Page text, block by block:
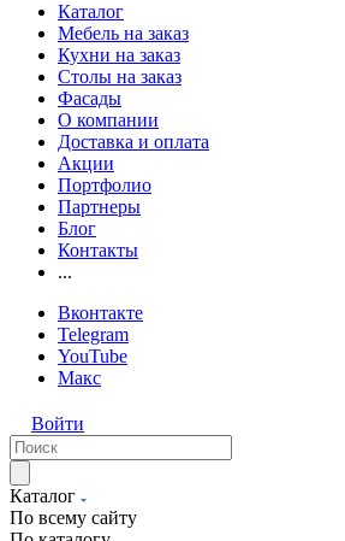
Каталог
Мебель на заказ
Кухни на заказ
Столы на заказ
Фасады
О компании
Доставка и оплата
Акции
Портфолио
Партнеры
Блог
Контакты
...
Вконтакте
Telegram
YouTube
Макс
Войти
Каталог
По всему сайту